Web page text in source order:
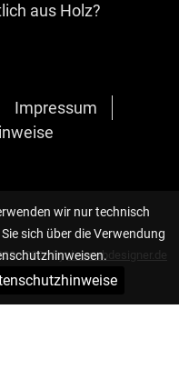
wir nur technisch
sich über die Verwendung
aus Holz?
Impressum
- 2026 bydie-webdesigner.de